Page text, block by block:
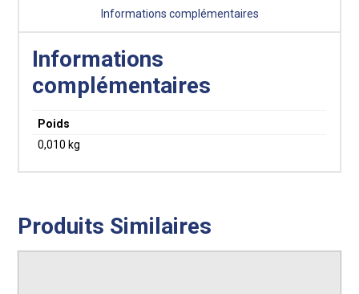
Informations complémentaires
Informations
complémentaires
Poids
0,010 kg
Produits Similaires